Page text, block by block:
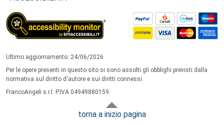
Ultimo aggiornamento: 24/06/2026
Per le opere presenti in questo sito si sono assolti gli obblighi previsti dalla
normativa sul diritto d'autore e sui diritti connessi.
FrancoAngeli s.r.l. P.IVA 04949880159
torna a inizio pagina